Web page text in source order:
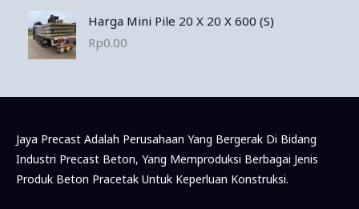
Harga Mini Pile 20 X 20 X 600 (S)
Rp0.00
Jaya Precast Adalah Perusahaan Yang Bergerak Di Bidang
Industri Precast Beton, Yang Memproduksi Berbagai Jenis
Produk Beton Pracetak Untuk Keperluan Konstruksi.